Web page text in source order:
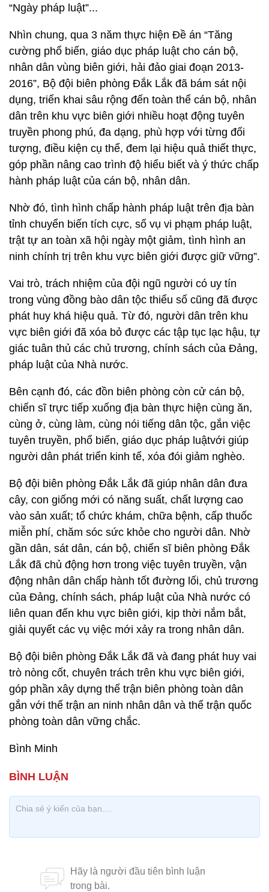
“Ngày pháp luật”...
Nhìn chung, qua 3 năm thực hiện Đề án “Tăng
cường phổ biến, giáo dục pháp luật cho cán bộ,
nhân dân vùng biên giới, hải đảo giai đoạn 2013-
2016”, Bộ đội biên phòng Đắk Lắk đã bám sát nội
dụng, triển khai sâu rộng đến toàn thể cán bộ, nhân
dân trên khu vực biên giới nhiều hoạt động tuyên
truyền phong phú, đa dạng, phù hợp với từng đối
tượng, điều kiện cụ thể, đem lại hiệu quả thiết thực,
góp phần nâng cao trình độ hiểu biết và ý thức chấp
hành pháp luật của cán bộ, nhân dân.
Nhờ đó, tình hình chấp hành pháp luật trên địa bàn
tỉnh chuyển biến tích cực, số vụ vi phạm pháp luật,
trật tự an toàn xã hội ngày một giảm, tình hình an
ninh chính trị trên khu vực biên giới được giữ vững”.
Vai trò, trách nhiệm của đội ngũ người có uy tín
trong vùng đồng bào dân tộc thiểu số cũng đã được
phát huy khá hiệu quả. Từ đó, người dân trên khu
vực biên giới đã xóa bỏ được các tập tục lạc hậu, tự
giác tuân thủ các chủ trương, chính sách của Đảng,
pháp luật của Nhà nước.
Bên cạnh đó, các đồn biên phòng còn cử cán bộ,
chiến sĩ trực tiếp xuống địa bàn thực hiện cùng ăn,
cùng ở, cùng làm, cùng nói tiếng dân tộc, gắn việc
tuyên truyền, phổ biến, giáo dục pháp luậtvới giúp
người dân phát triển kinh tế, xóa đói giảm nghèo.
Bộ đội biên phòng Đắk Lắk đã giúp nhân dân đưa
cây, con giống mới có năng suất, chất lượng cao
vào sản xuất; tổ chức khám, chữa bệnh, cấp thuốc
miễn phí, chăm sóc sức khỏe cho người dân. Nhờ
gần dân, sát dân, cán bộ, chiến sĩ biên phòng Đắk
Lắk đã chủ động hơn trong việc tuyên truyền, vận
động nhân dân chấp hành tốt đường lối, chủ trương
của Đảng, chính sách, pháp luật của Nhà nước có
liên quan đến khu vực biên giới, kịp thời nắm bắt,
giải quyết các vụ việc mới xảy ra trong nhân dân.
Bộ đội biên phòng Đắk Lắk đã và đang phát huy vai
trò nòng cốt, chuyên trách trên khu vực biên giới,
góp phần xây dựng thế trận biên phòng toàn dân
gắn với thế trận an ninh nhân dân và thế trận quốc
phòng toàn dân vững chắc.
Bình Minh